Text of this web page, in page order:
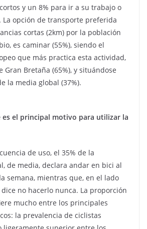
y un 8% para ir a su trabajo o
La opción de transporte preferida
cortas (2km) por la población
es caminar (55%), siendo el
que más practica esta actividad,
Gran Bretaña (65%), y situándose
la media global (37%).
es el principal motivo para utilizar la
de uso, el 35% de la
de media, declara andar en bici al
semana, mientras que, en el lado
no hacerlo nunca. La proporción
mucho entre los principales
la prevalencia de ciclistas